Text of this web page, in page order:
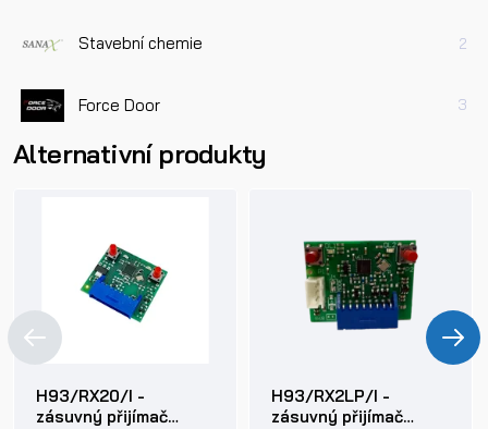
Stavební chemie 2
Force Door 3
Alternativní produkty
H93/RX20/I -
zásuvný přijímač
H93/RX2LP/I -
zásuvný přijímač